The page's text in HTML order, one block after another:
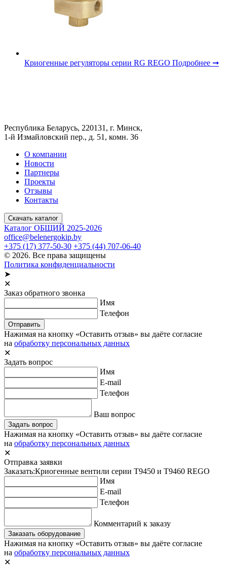
Криогенные регуляторы серии RG REGO Подробнее ➞
Республика Беларусь, 220131, г. Минск,
1-й Измайловский пер., д. 51, комн. 36
О компании
Новости
Партнеры
Проекты
Отзывы
Контакты
Скачать каталог
Каталог ОБЩИЙ 2025-2026
office@belenergokip.by
+375 (17) 377-50-30 +375 (44) 707-06-40
© 2026. Все права защищены
Политика конфиденциальности
➤
✕
Заказ обратного звонка
Имя
Телефон
Отправить
Нажимая на кнопку «Оставить отзыв» вы даёте согласие
на обработку персональных данных
✕
Задать вопрос
Имя
E-mail
Телефон
Ваш вопрос
Задать вопрос
Нажимая на кнопку «Оставить отзыв» вы даёте согласие
на обработку персональных данных
✕
Отправка заявки
Заказать:Криогенные вентили серии T9450 и T9460 REGO
Имя
E-mail
Телефон
Комментарий к заказу
Заказать оборудование
Нажимая на кнопку «Оставить отзыв» вы даёте согласие
на обработку персональных данных
✕